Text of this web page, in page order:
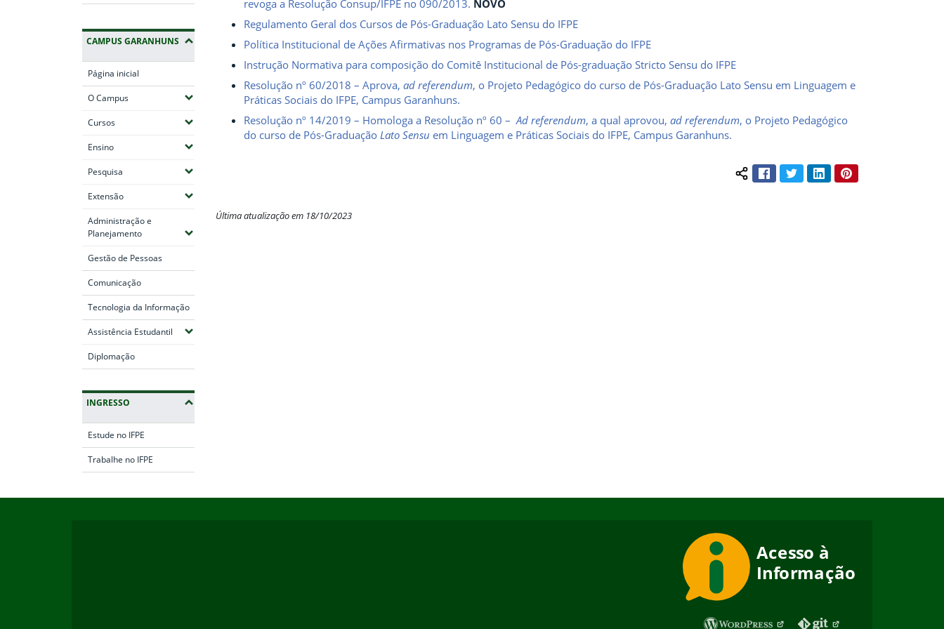
CAMPUS GARANHUNS
Página inicial
O Campus(Expandir submenus)
Cursos(Expandir submenus)
Ensino(Expandir submenus)
Pesquisa (Expandir submenus)
Extensão(Expandir submenus)
Administração e
Planejamento(Expandir submenus)
Gestão de Pessoas
Comunicação
Tecnologia da Informação
Assistência Estudantil (Expandir submenus)
Diplomação
INGRESSO
Estude no IFPE
Trabalhe no IFPE
revoga a Resolução Consup/IFPE no 090/2013. NOVO
Regulamento Geral dos Cursos de Pós-Graduação Lato Sensu do IFPE
Política Institucional de Ações Afirmativas nos Programas de Pós-Graduação do IFPE
Instrução Normativa para composição do Comitê Institucional de Pós-graduação Stricto Sensu do IFPE
Resolução nº 60/2018 – Aprova, ad referendum, o Projeto Pedagógico do curso de Pós-Graduação Lato Sensu em Linguagem e
Práticas Sociais do IFPE, Campus Garanhuns.
Resolução nº 14/2019 – Homologa a Resolução nº 60 – Ad referendum, a qual aprovou, ad referendum, o Projeto Pedagógico
do curso de Pós-Graduação Lato Sensu em Linguagem e Práticas Sociais do IFPE, Campus Garanhuns.
Compartilhar conteúdo:
FacebookTwitterLinkedInPinterest
Última atualização em 18/10/2023